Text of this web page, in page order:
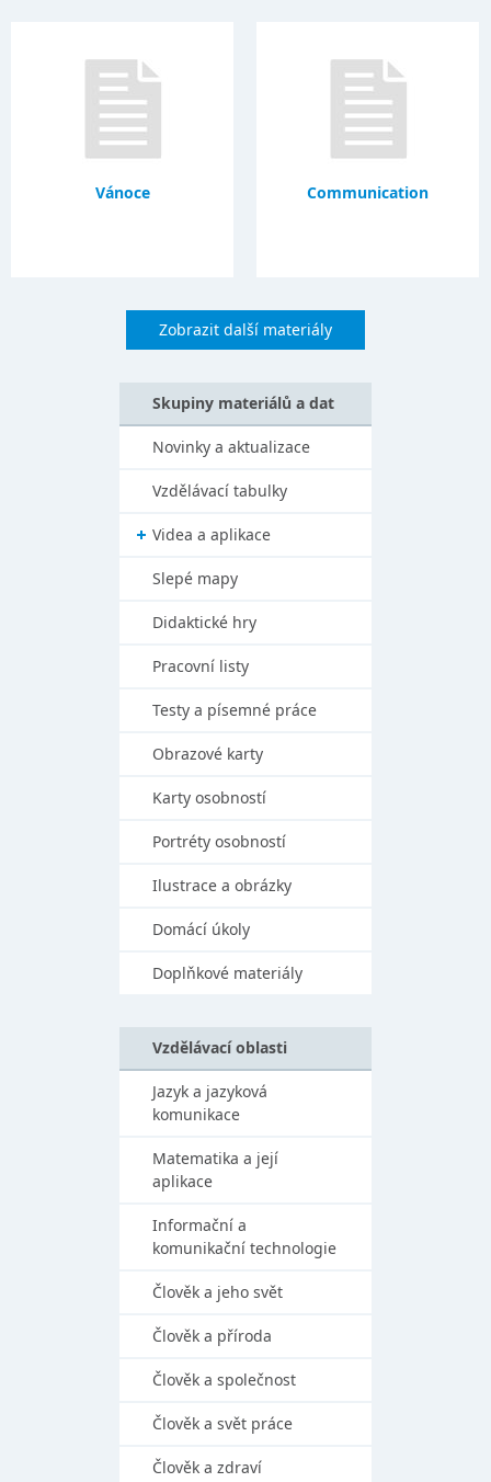
Vánoce Communication
Zobrazit další materiály
Skupiny materiálů a dat
Novinky a aktualizace
Vzdělávací tabulky
Videa a aplikace
Slepé mapy
Didaktické hry
Pracovní listy
Testy a písemné práce
Obrazové karty
Karty osobností
Portréty osobností
Ilustrace a obrázky
Domácí úkoly
Doplňkové materiály
Vzdělávací oblasti
Jazyk a jazyková
komunikace
Matematika a její
aplikace
Informační a
komunikační technologie
Člověk a jeho svět
Člověk a příroda
Člověk a společnost
Člověk a svět práce
Člověk a zdraví